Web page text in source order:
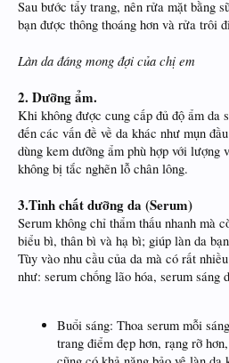
Sau bước tẩy trang, nên rửa mặt bằng
bạn được thông thoáng hơn và rửa trôi
Làn da đáng mong đợi của chị em
2. Dưỡng ẩm.
Khi không được cung cấp đủ độ ẩm da
đến các vấn đề về da khác như mụn
dùng kem dưỡng ẩm phù hợp với lượng
không bị tắc nghẽn lỗ chân lông.
3.Tinh chất dưỡng da (Serum)
Serum không chỉ thẩm thấu nhanh mà
biểu bì, thân bì và hạ bì; giúp làn da
Tùy vào nhu cầu của da mà có rất
như: serum chống lão hóa, serum
Buổi sáng: Thoa serum mỗi
trang điểm đẹp hơn, rạng rỡ